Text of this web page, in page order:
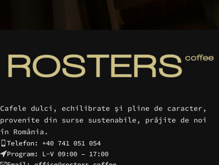
Cafele dulci, echilibrate şi pline de caracter,
provenite din surse sustenabile, prăjite de noi
în România.
Telefon: +40 741 051 054
Program: L-V 09:00 – 17:00